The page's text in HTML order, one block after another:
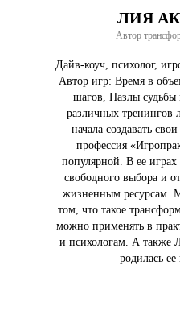
ЛИЯ
Автор
Дайв-коуч, психолог,
Автор игр: Время в
шагов, Пазлы судьбы
различных тренингов
начала создавать
профессия
популярной. В ее играх
свободного выбора и
жизненным ресурсам.
том, что такое
можно применять в
и психологам. А также
родилась ее